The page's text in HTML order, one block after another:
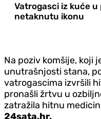
Vatrogasci iz kuće
netaknutu ikonu
Na poziv komšije, koji
unutrašnjosti stana,
vatrogascima izvršili
pronašli žrtvu u
zatražila hitnu
24sata.hr.